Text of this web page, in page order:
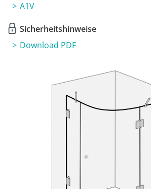
A1V
Sicherheitshinweise
Download PDF